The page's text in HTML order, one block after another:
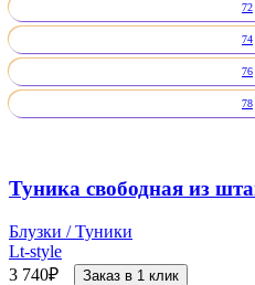
72
74
76
78
Туника свободная из
Блузки / Туники
Lt-style
3 740₽ Заказ в 1 клик